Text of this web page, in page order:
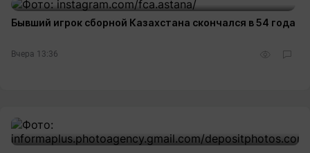
Бывший игрок сборной Казахстана скончался в 54 года
Вчера 13:36